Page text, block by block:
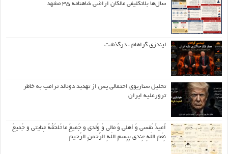
سال‌ها بلاتکلیفی مالکان اراضی شاهنامه ۳۵ مشهد
لیندزی گراهام ، درگذشت
تحلیل سناریوی احتمالی پس از تهدید دونالد ترامپ به خاطر
ترورعلیه ایران
اُعیذُ نَفسی وَ أهلی وَ مالی وَ وُلدی و جَمیعَ ما تَلحَقُهُ عِنایتی و جَمیعَ
نِعَمِ اللّهِ عِندی بِبِسمِ اللّهِ الرَّحمنِ الرَّحیمِ